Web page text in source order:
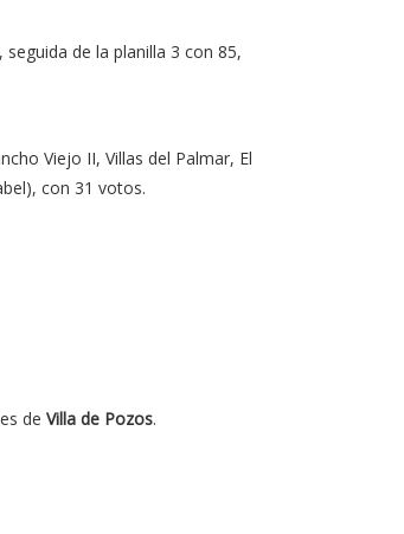
de la planilla 3 con 85,
Viejo II, Villas del Palmar, El
con 31 votos.
de Villa de Pozos.